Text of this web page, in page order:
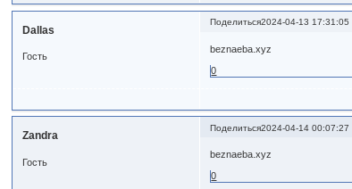
Поделиться2024-04-13 17:31:05
Dallas
Гость
beznaeba.xyz
0
Поделиться2024-04-14 00:07:27
Zandra
Гость
beznaeba.xyz
0